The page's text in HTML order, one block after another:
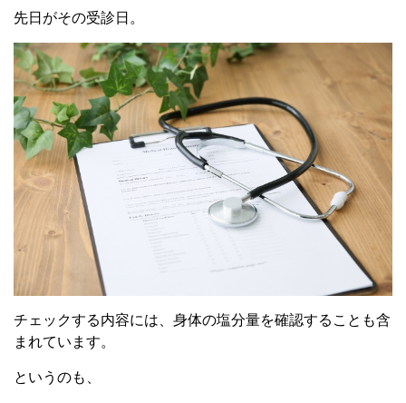
先日がその受診日。
チェックする内容には、身体の塩分量を確認することも含
まれています。
というのも、